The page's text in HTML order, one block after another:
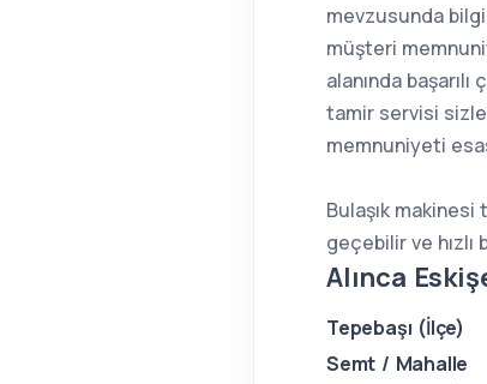
mevzusunda
müşteri
alanında
tamir servisi
memnuniyeti
Bulaşık
geçebilir ve
Alınca
Tepebaşı (İlçe)
Semt / Mahalle